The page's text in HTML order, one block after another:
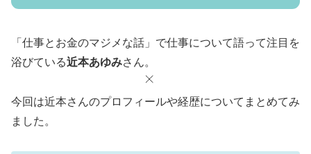
「仕事とお金のマジメな話」で仕事について語って注目を
浴びている近本あゆみさん。
今回は近本さんのプロフィールや経歴についてまとめてみ
ました。